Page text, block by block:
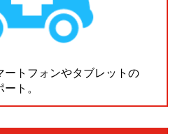
ートフォンやタブレットの
ト。